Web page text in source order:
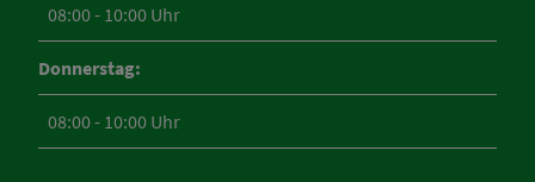
08:00 - 10:00 Uhr
Donnerstag:
08:00 - 10:00 Uhr